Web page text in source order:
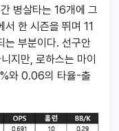
병살타는 16개에 그
한 시즌을 뛰며 11
는 부분이다. 선구안
지만, 로하스는 마이
와 0.06의 타율-출